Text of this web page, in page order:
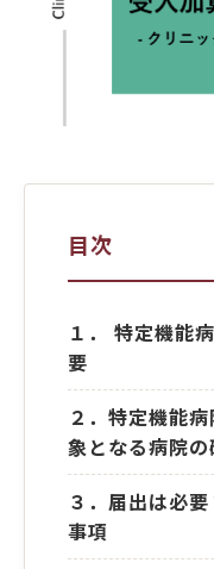
目次
１． 特定機能
要
２．特定機能
象となる病院
３．届出は必
事項